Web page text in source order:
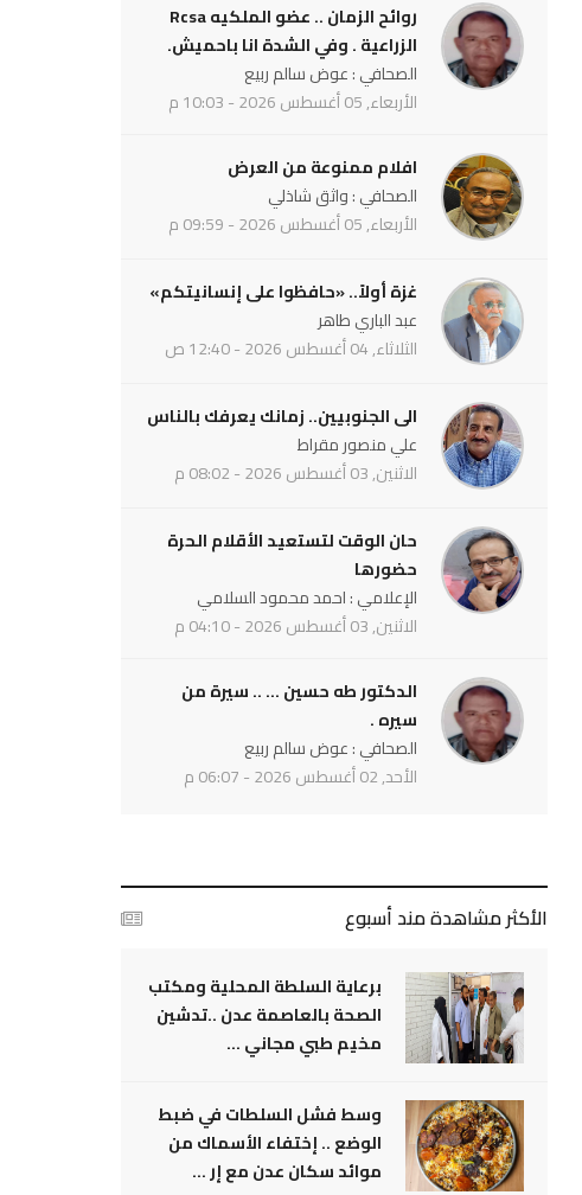
روائح الزمان .. عضو الملكيه Rcsa
الزراعية . وفي الشدة انا باحميش.
الصحافي : عوض سالم ربيع
الأربعاء, 05 أغسطس 2026 - 10:03 م
افلام ممنوعة من العرض
الصحافي : واثق شاذلي
الأربعاء, 05 أغسطس 2026 - 09:59 م
غزة أولاً.. «حافظوا على إنسانيتكم»
عبد الباري طاهر
الثلاثاء, 04 أغسطس 2026 - 12:40 ص
الى الجنوبيين.. زمانك يعرفك بالناس
علي منصور مقراط
الاثنين, 03 أغسطس 2026 - 08:02 م
حان الوقت لتستعيد الأقلام الحرة
حضورها
الإعلامي : احمد محمود السلامي
الاثنين, 03 أغسطس 2026 - 04:10 م
الدكتور طه حسين ... .. سيرة من
سيره .
الصحافي : عوض سالم ربيع
الأحد, 02 أغسطس 2026 - 06:07 م
الأكثر مشاهدة مند أسبوع
برعاية السلطة المحلية ومكتب
الصحة بالعاصمة عدن ..تدشين
مخيم طبي مجاني ...
وسط فشل السلطات في ضبط
الوضع .. إختفاء الأسماك من
موائد سكان عدن مع إر ...